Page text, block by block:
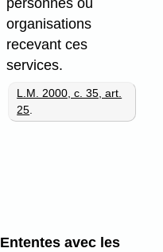
organisations
recevant ces
services.
L.M. 2000, c. 35, art.
25.
Ententes avec les